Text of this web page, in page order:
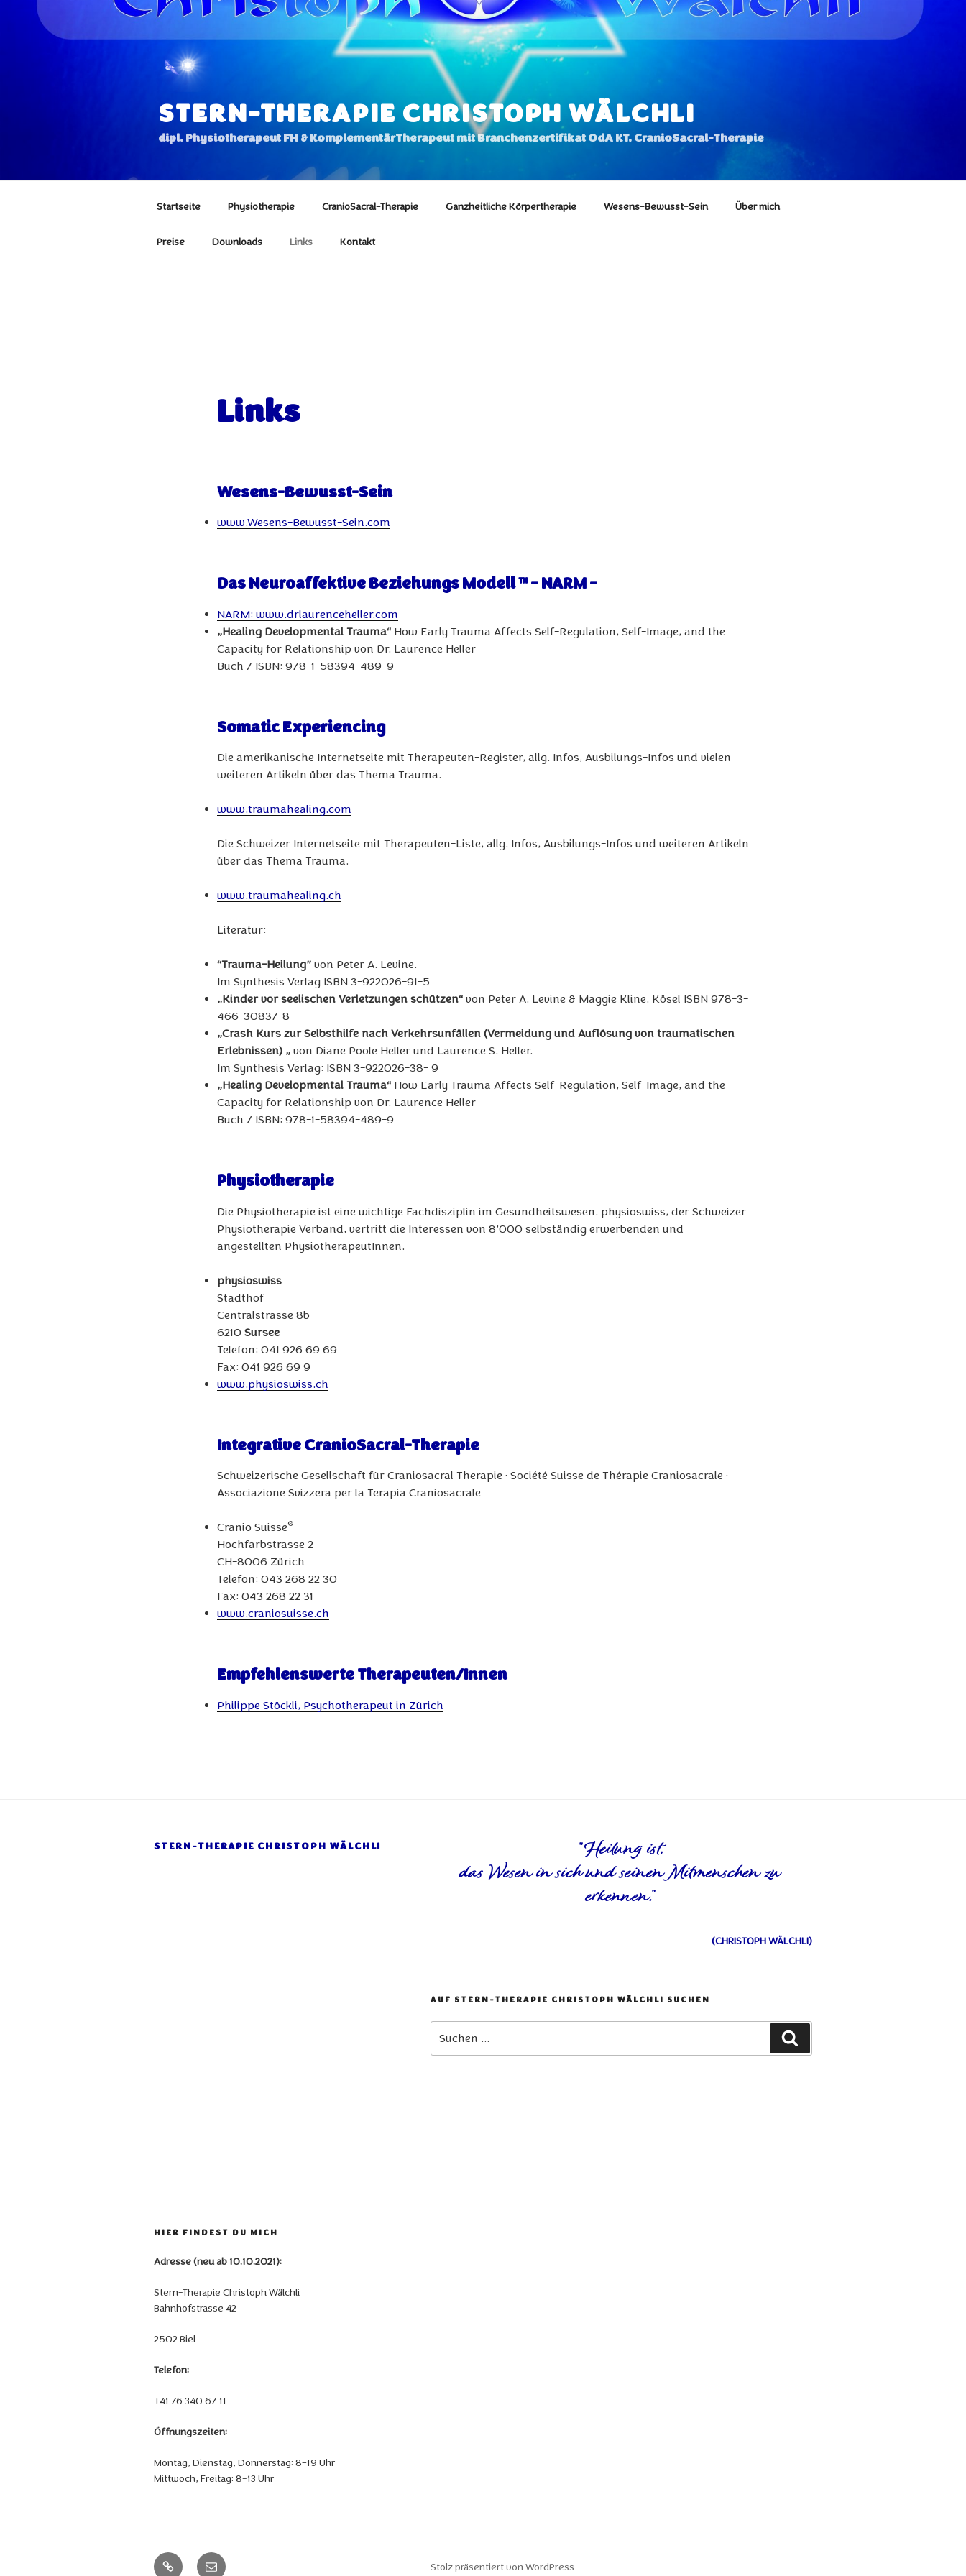
STERN-THERAPIE CHRISTOPH WÄLCHLI
dipl. Physiotherapeut FH & KomplementärTherapeut mit Branchenzertifikat OdA KT, CranioSacral-Therapie
Startseite Physiotherapie CranioSacral-Therapie Ganzheitliche Körpertherapie Wesens-Bewusst-Sein Über mich
Preise Downloads Links Kontakt
Links
Wesens-Bewusst-Sein
www.Wesens-Bewusst-Sein.com
Das Neuroaffektive Beziehungs Modell ™– NARM–
NARM: www.drlaurenceheller.com
„Healing Developmental Trauma“ How Early Trauma Affects Self-Regulation, Self-Image, and the
Capacity for Relationship von Dr. Laurence Heller
Buch / ISBN: 978-1-58394-489-9
Somatic Experiencing
Die amerikanische Internetseite mit Therapeuten-Register, allg. Infos, Ausbilungs-Infos und vielen
weiteren Artikeln über das Thema Trauma.
www.traumahealing.com
Die Schweizer Internetseite mit Therapeuten-Liste, allg. Infos, Ausbilungs-Infos und weiteren Artikeln
über das Thema Trauma.
www.traumahealing.ch
Literatur:
“Trauma-Heilung” von Peter A. Levine.
Im Synthesis Verlag ISBN 3-922026-91-5
„Kinder vor seelischen Verletzungen schützen“ von Peter A. Levine & Maggie Kline. Kösel ISBN 978-3-
466-30837-8
„Crash Kurs zur Selbsthilfe nach Verkehrsunfällen (Vermeidung und Auflösung von traumatischen
Erlebnissen) „ von Diane Poole Heller und Laurence S. Heller.
Im Synthesis Verlag: ISBN 3-922026-38- 9
„Healing Developmental Trauma“ How Early Trauma Affects Self-Regulation, Self-Image, and the
Capacity for Relationship von Dr. Laurence Heller
Buch / ISBN: 978-1-58394-489-9
Physiotherapie
Die Physiotherapie ist eine wichtige Fachdisziplin im Gesundheitswesen. physioswiss, der Schweizer
Physiotherapie Verband, vertritt die Interessen von 8’000 selbständig erwerbenden und
angestellten PhysiotherapeutInnen.
physioswiss
Stadthof
Centralstrasse 8b
6210 Sursee
Telefon: 041 926 69 69
Fax: 041 926 69 9
www.physioswiss.ch
Integrative CranioSacral-Therapie
Schweizerische Gesellschaft für Craniosacral Therapie • Société Suisse de Thérapie Craniosacrale •
Associazione Svizzera per la Terapia Craniosacrale
Cranio Suisse®
Hochfarbstrasse 2
CH-8006 Zürich
Telefon: 043 268 22 30
Fax: 043 268 22 31
www.craniosuisse.ch
Empfehlenswerte Therapeuten/Innen
Philippe Stöckli, Psychotherapeut in Zürich
STERN-THERAPIE CHRISTOPH WÄLCHLI
HIER FINDEST DU MICH
Adresse (neu ab 10.10.2021):
Stern-Therapie Christoph Wälchli
Bahnhofstrasse 42
2502 Biel
Telefon:
+41 76 340 67 11
Öffnungszeiten:
Montag, Dienstag, Donnerstag: 8–19 Uhr
Mittwoch, Freitag: 8-13 Uhr
"Heilung ist,
das Wesen in sich und seinen Mitmenschen zu
erkennen."
(CHRISTOPH WÄLCHLI)
AUF STERN-THERAPIE CHRISTOPH WÄLCHLI SUCHEN
nach:
Anmeldung
E-
Stolz präsentiert von WordPress